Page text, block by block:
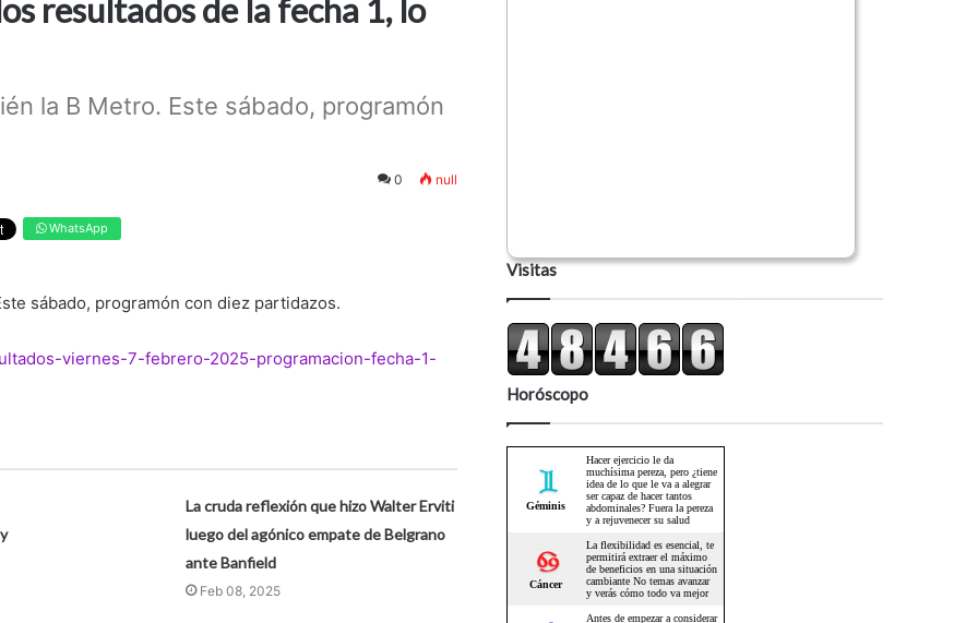
resultados de la fecha 1, lo
la B Metro. Este sábado, programón
0 null
WhatsApp
sábado, programón con diez partidazos.
viernes-7-febrero-2025-programacion-fecha-1-
La cruda reflexión que hizo Walter Erviti
luego del agónico empate de Belgrano
ante Banfield
Feb 08, 2025
Visitas
Horóscopo